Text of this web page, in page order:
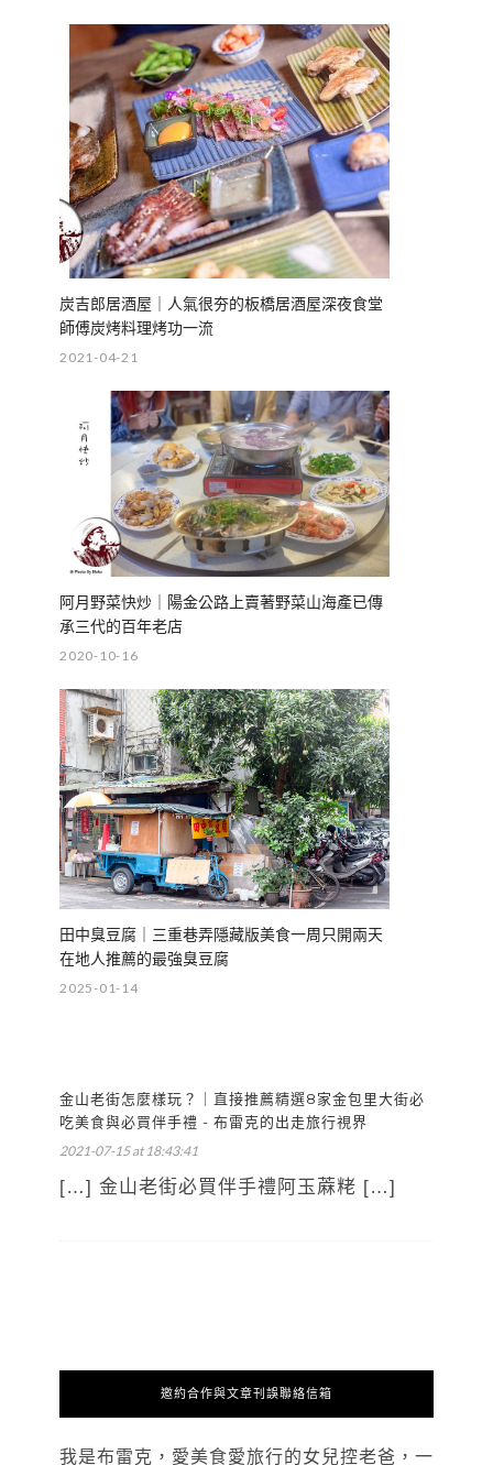
炭吉郎居酒屋｜人氣很夯的板橋居酒屋深夜食堂
師傅炭烤料理烤功一流
2021-04-21
阿月野菜快炒｜陽金公路上賣著野菜山海產已傳
承三代的百年老店
2020-10-16
田中臭豆腐｜三重巷弄隱藏版美食一周只開兩天
在地人推薦的最強臭豆腐
2025-01-14
金山老街怎麼樣玩？｜直接推薦精選8家金包里大街必
吃美食與必買伴手禮 - 布雷克的出走旅行視界
2021-07-15 at 18:43:41
[…] 金山老街必買伴手禮阿玉蔴粩 […]
邀約合作與文章刊誤聯絡信箱
我是布雷克，愛美食愛旅行的女兒控老爸，一